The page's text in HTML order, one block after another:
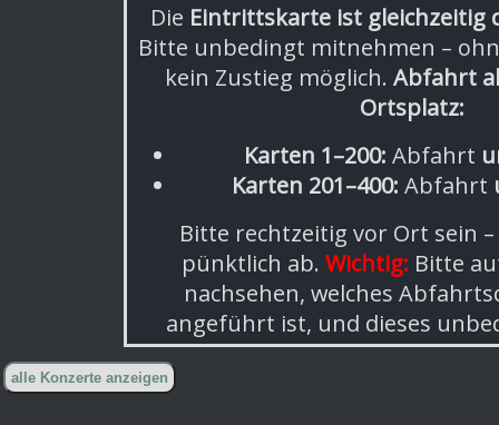
Die Eintrittskarte ist gleichzeitig
Bitte unbedingt mitnehmen –
kein Zustieg möglich. Abfahrt
Ortsplatz:
Karten 1–200: Abfahrt
Karten 201–400: Abfahrt
Bitte rechtzeitig vor Ort sein –
pünktlich ab. Wichtig: Bitte
nachsehen, welches
angeführt ist, und dieses
alle Konzerte anzeigen